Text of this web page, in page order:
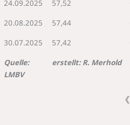
24.09.2025 57,52
20.08.2025 57,44
30.07.2025 57,42
Quelle:
LMBV
erstellt: R. Merhold
❮